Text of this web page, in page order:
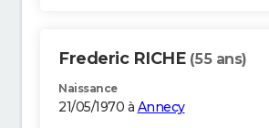
Frederic RICHE (55 ans)
Naissance
21/05/1970 à Annecy